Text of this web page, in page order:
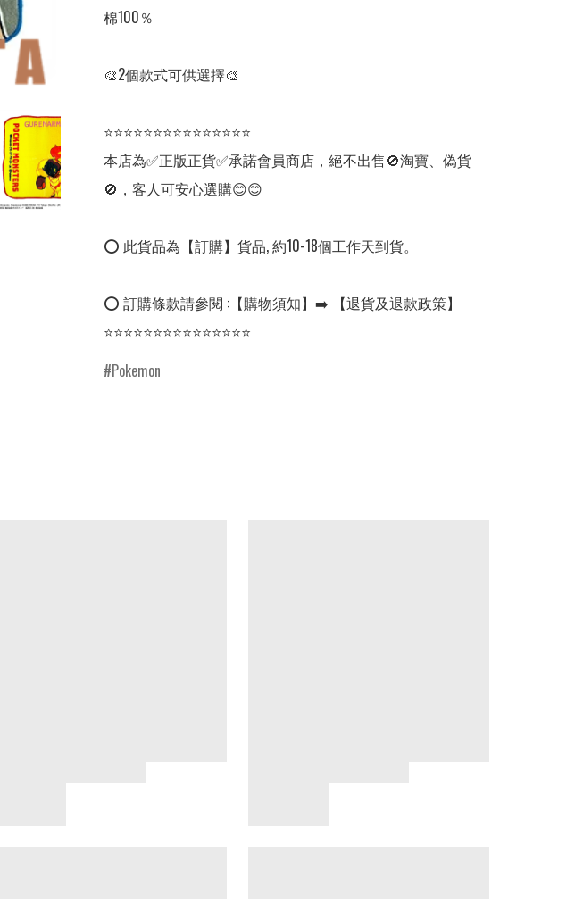
棉100％
🎨2個款式可供選擇🎨
⭐⭐⭐⭐⭐⭐⭐⭐⭐⭐⭐⭐⭐⭐⭐
本店為✅正版正貨✅承諾會員商店，絕不出售🚫淘寶、偽貨
🚫，客人可安心選購😊😊
⭕ 此貨品為【訂購】貨品, 約10-18個工作天到貨。
⭕ 訂購條款請參閱 :【購物須知】➡️ 【退貨及退款政策】
⭐⭐⭐⭐⭐⭐⭐⭐⭐⭐⭐⭐⭐⭐⭐
Pokemon